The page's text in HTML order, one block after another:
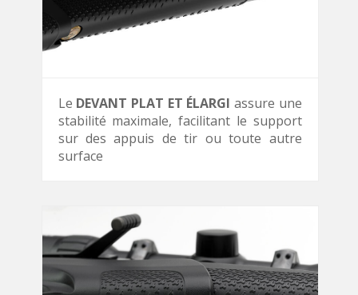
Le DEVANT PLAT ET ÉLARGI assure une
stabilité maximale, facilitant le support
sur des appuis de tir ou toute autre
surface